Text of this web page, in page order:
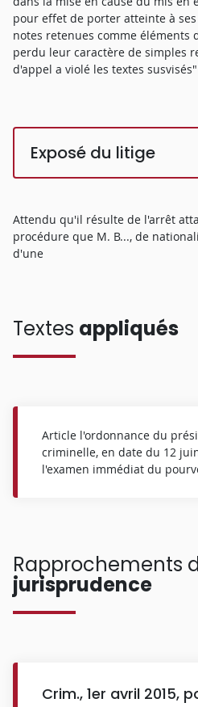
pour effet de porter atteinte à
notes retenues comme éléments
perdu leur caractère de simples
d'appel a violé les textes
Exposé du litige
Attendu qu'il résulte de l'arrêt
procédure que M. B..., de
d'une
Textes appliqués
Article l'ordonnance du
criminelle, en date du 12
l'examen immédiat du
Rapprochements
jurisprudence
Crim., 1er avril 2015,